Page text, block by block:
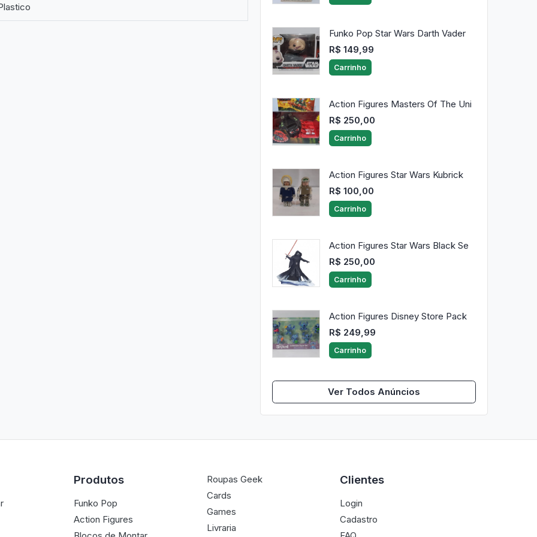
Funko Pop Star Wars Darth Vader
R$ 149,99
Carrinho
Action Figures Masters Of The Uni
R$ 250,00
Carrinho
Action Figures Star Wars Kubrick
R$ 100,00
Carrinho
Action Figures Star Wars Black Se
R$ 250,00
Carrinho
Action Figures Disney Store Pack
R$ 249,99
Carrinho
Ver Todos Anúncios
Produtos
Funko Pop
Action Figures
Roupas Geek
Cards
Games
Livraria
Clientes
Login
Cadastro